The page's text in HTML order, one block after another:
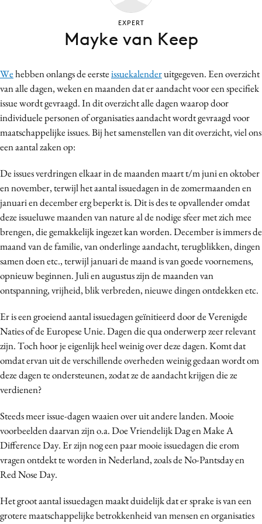
Craft
Customer Experience
Data & Insights
Design
Digital transformation
Diversiteit
Effectiviteit
Gedragsverandering
Influencer marketing
Interne communicatie
Martech
Media
Merkstrategie
Programmatic
Purpose Marketing
Reputatie & crisis
Wehebben onlangs de eersteissuekalenderuitgegeven. Een overzicht
van alle dagen, weken en maanden dat er aandacht voor een specifiek
issue wordt gevraagd. In dit overzicht alle dagen waarop door
individuele personen of organisaties aandacht wordt gevraagd voor
maatschappelijke issues. Bij het samenstellen van dit overzicht, viel ons
een aantal zaken op:
De issues verdringen elkaar in de maanden maart t/m juni en oktober
en november, terwijl het aantal issuedagen in de zomermaanden en
januari en december erg beperkt is. Dit is des te opvallender omdat
deze issueluwe maanden van nature al de nodige sfeer met zich mee
brengen, die gemakkelijk ingezet kan worden. December is immers de
maand van de familie, van onderlinge aandacht, terugblikken, dingen
samen doen etc., terwijl januari de maand is van goede voornemens,
opnieuw beginnen. Juli en augustus zijn de maanden van
ontspanning, vrijheid, blik verbreden, nieuwe dingen ontdekken etc.
Er is een groeiend aantal issuedagen geïnitieerd door de Verenigde
Naties of de Europese Unie. Dagen die qua onderwerp zeer relevant
zijn. Toch hoor je eigenlijk heel weinig over deze dagen. Komt dat
omdat ervan uit de verschillende overheden weinig gedaan wordt om
deze dagen te ondersteunen, zodat ze de aandacht krijgen die ze
verdienen?
Steeds meer issue-dagen waaien over uit andere landen. Mooie
voorbeelden daarvan zijn o.a. Doe Vriendelijk Dag en Make A
Difference Day. Er zijn nog een paar mooie issuedagen die erom
vragen ontdekt te worden in Nederland, zoals de No-Pantsday en
Red Nose Day.
Het groot aantal issuedagen maakt duidelijk dat er sprake is van een
grotere maatschappelijke betrokkenheid van mensen en organisaties
EXPERT
Mayke van Keep